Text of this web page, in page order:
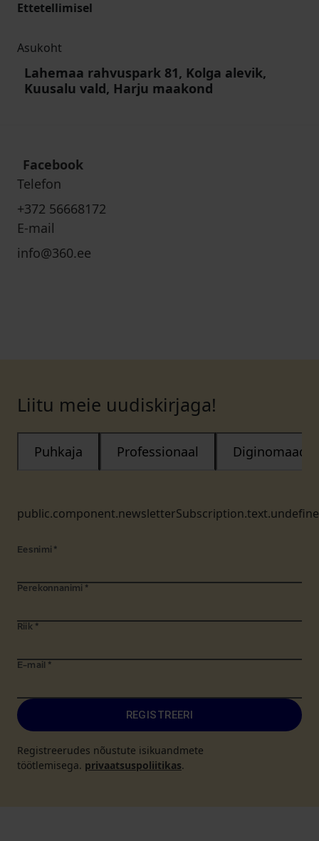
Ettetellimisel
Asukoht
Lahemaa rahvuspark 81, Kolga alevik,
Kuusalu vald, Harju maakond
Facebook
Telefon
+372 56668172
E-mail
info@360.ee
Liitu meie uudiskirjaga!
Puhkaja Professionaal Diginomaad
Eesnimi *
Perekonnanimi *
Riik *
E-mail *
REGISTREERI
Registreerudes nõustute isikuandmete
töötlemisega. privaatsuspoliitikas.